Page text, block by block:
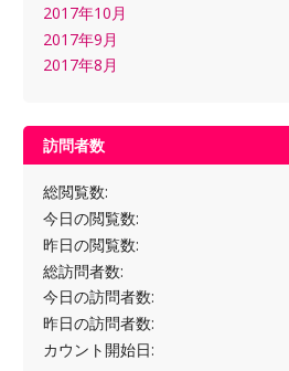
2017年10月
2017年9月
2017年8月
訪問者数
総閲覧数:
今日の閲覧数:
昨日の閲覧数:
総訪問者数:
今日の訪問者数:
昨日の訪問者数:
カウント開始日: